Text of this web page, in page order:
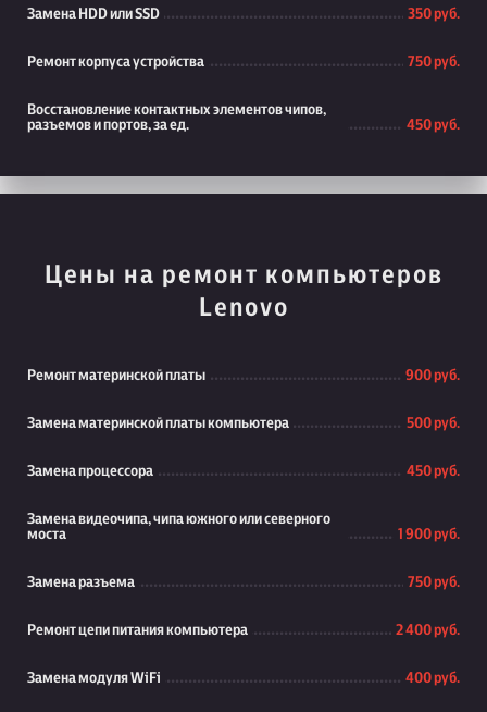
Замена HDD или SSD 350 руб.
Ремонт корпуса устройства 750 руб.
Восстановление контактных элементов чипов,
разъемов и портов, за ед.
450 руб.
Цены на ремонт компьютеров
Lenovo
Ремонт материнской платы 900 руб.
Замена материнской платы компьютера 500 руб.
Замена процессора 450 руб.
Замена видеочипа, чипа южного или северного
моста
1 900 руб.
Замена разъема 750 руб.
Ремонт цепи питания компьютера 2 400 руб.
Замена модуля WiFi 400 руб.